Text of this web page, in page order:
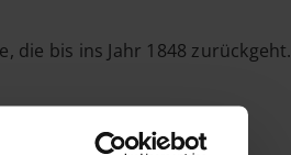
die bis ins Jahr 1848 zurückgeht.